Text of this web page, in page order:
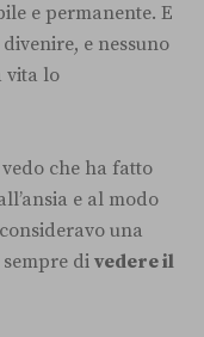
e permanente. E
e nessuno
vita lo
che ha fatto
e al modo
una
sempre divedere il